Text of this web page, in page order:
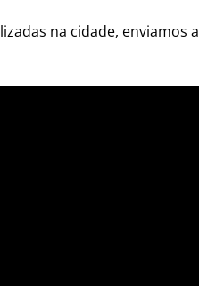
na cidade, enviamos a